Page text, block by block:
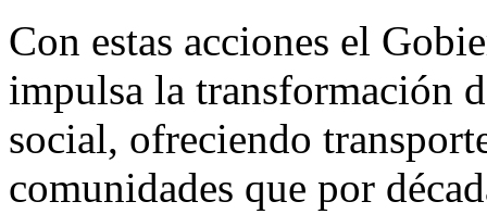
Con estas acciones el
impulsa la transformación
social, ofreciendo
comunidades que por